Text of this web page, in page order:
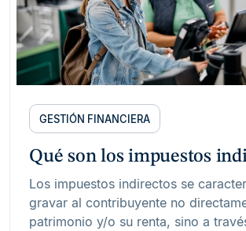
GESTIÓN FINANCIERA
Qué son los impuestos
Los impuestos indirectos se
gravar al contribuyente no
patrimonio y/o su renta, sino a